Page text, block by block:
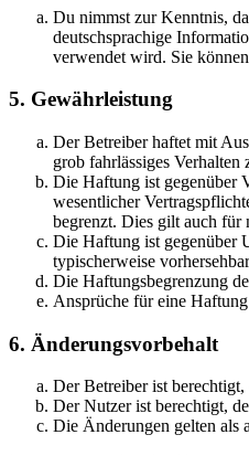
Du nimmst zur Kenntnis,
deutschsprachige
verwendet wird. Sie
5. Gewährleistung
Der Betreiber haftet mit
grob fahrlässiges
Die Haftung ist gegenüber
wesentlicher
begrenzt. Dies gilt auch für
Die Haftung ist gegenüber
typischerweise
Die Haftungsbegrenzung
Ansprüche für eine
6. Änderungsvorbehalt
Der Betreiber ist
Der Nutzer ist berechtigt,
Die Änderungen gelten als